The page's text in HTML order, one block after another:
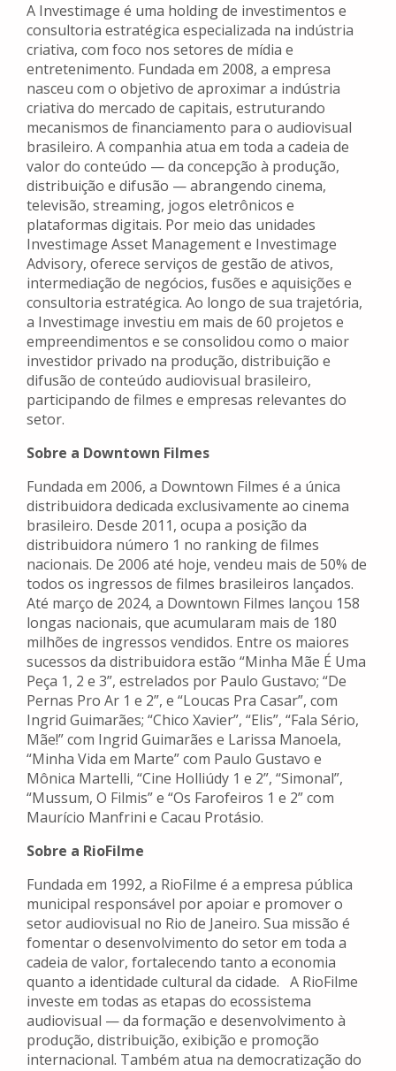
A Investimage é uma holding de investimentos e
consultoria estratégica especializada na indústria
criativa, com foco nos setores de mídia e
entretenimento. Fundada em 2008, a empresa
nasceu com o objetivo de aproximar a indústria
criativa do mercado de capitais, estruturando
mecanismos de financiamento para o audiovisual
brasileiro. A companhia atua em toda a cadeia de
valor do conteúdo — da concepção à produção,
distribuição e difusão — abrangendo cinema,
televisão, streaming, jogos eletrônicos e
plataformas digitais. Por meio das unidades
Investimage Asset Management e Investimage
Advisory, oferece serviços de gestão de ativos,
intermediação de negócios, fusões e aquisições e
consultoria estratégica. Ao longo de sua trajetória,
a Investimage investiu em mais de 60 projetos e
empreendimentos e se consolidou como o maior
investidor privado na produção, distribuição e
difusão de conteúdo audiovisual brasileiro,
participando de filmes e empresas relevantes do
setor.
Sobre a Downtown Filmes
Fundada em 2006, a Downtown Filmes é a única
distribuidora dedicada exclusivamente ao cinema
brasileiro. Desde 2011, ocupa a posição da
distribuidora número 1 no ranking de filmes
nacionais. De 2006 até hoje, vendeu mais de 50% de
todos os ingressos de filmes brasileiros lançados.
Até março de 2024, a Downtown Filmes lançou 158
longas nacionais, que acumularam mais de 180
milhões de ingressos vendidos. Entre os maiores
sucessos da distribuidora estão “Minha Mãe É Uma
Peça 1, 2 e 3”, estrelados por Paulo Gustavo; “De
Pernas Pro Ar 1 e 2”, e “Loucas Pra Casar”, com
Ingrid Guimarães; “Chico Xavier”, “Elis”, “Fala Sério,
Mãe!” com Ingrid Guimarães e Larissa Manoela,
“Minha Vida em Marte” com Paulo Gustavo e
Mônica Martelli, “Cine Holliúdy 1 e 2”, “Simonal”,
“Mussum, O Filmis” e “Os Farofeiros 1 e 2” com
Maurício Manfrini e Cacau Protásio.
Sobre a RioFilme
Fundada em 1992, a RioFilme é a empresa pública
municipal responsável por apoiar e promover o
setor audiovisual no Rio de Janeiro. Sua missão é
fomentar o desenvolvimento do setor em toda a
cadeia de valor, fortalecendo tanto a economia
quanto a identidade cultural da cidade. A RioFilme
investe em todas as etapas do ecossistema
audiovisual — da formação e desenvolvimento à
produção, distribuição, exibição e promoção
internacional. Também atua na democratização do